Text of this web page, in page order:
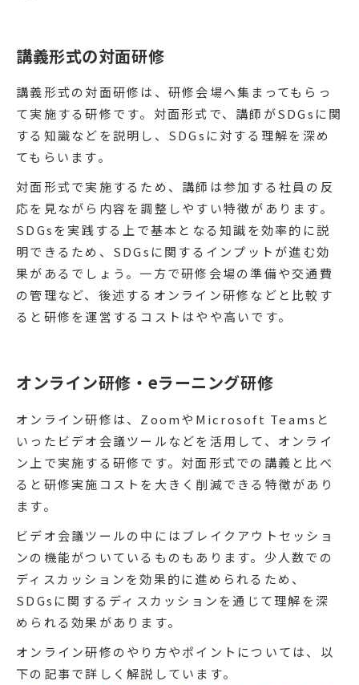
講義形式の対面研修
講義形式の対面研修は、研修会場へ集まってもらっ
て実施する研修です。対面形式で、講師がSDGsに関
する知識などを説明し、SDGsに対する理解を深め
てもらいます。
対面形式で実施するため、講師は参加する社員の反
応を見ながら内容を調整しやすい特徴があります。
SDGsを実践する上で基本となる知識を効率的に説
明できるため、SDGsに関するインプットが進む効
果があるでしょう。一方で研修会場の準備や交通費
の管理など、後述するオンライン研修などと比較す
ると研修を運営するコストはやや高いです。
オンライン研修・eラーニング研修
オンライン研修は、ZoomやMicrosoft Teamsと
いったビデオ会議ツールなどを活用して、オンライ
ン上で実施する研修です。対面形式での講義と比べ
ると研修実施コストを大きく削減できる特徴があり
ます。
ビデオ会議ツールの中にはブレイクアウトセッショ
ンの機能がついているものもあります。少人数での
ディスカッションを効果的に進められるため、
SDGsに関するディスカッションを通じて理解を深
められる効果があります。
オンライン研修のやり方やポイントについては、以
下の記事で詳しく解説しています。